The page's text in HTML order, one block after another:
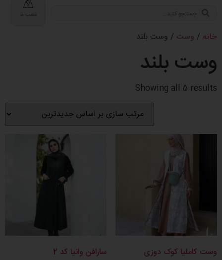
شعب ما
خانه / وست / وست بلند
وست بلند
Showing all 5 results
وست کاملیا کوک دوزی سارافن وانیا کد 2